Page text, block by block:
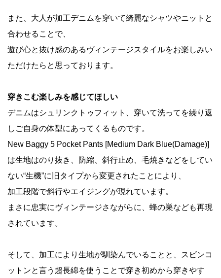
また、大人が加工デニムを穿いて綺麗なシャツやニットと
合わせることで、
遊び心と抜け感のあるヴィンテージスタイルをお楽しみい
ただけたらと思っております。
穿きこむ楽しみを感じてほしい
デニムはシュリンクトゥフィット、穿いて洗ってを繰り返
しご自身の体型にあってくるものです。
New Baggy 5 Pocket Pants [Medium Dark Blue(Damage)]
は生地はのり抜き、防縮、斜行止め、毛焼きなどをしてい
ない“生機”に旧タイプから変更されたことにより、
加工段階で斜行やエイジングが現れています。
まさに忠実にヴィンテージさながらに、蜂の巣なども再現
されています。
そして、加工により生地が馴染んでいることと、スビンコ
ットンと言う超長綿を使うことで穿き初めから穿きやす